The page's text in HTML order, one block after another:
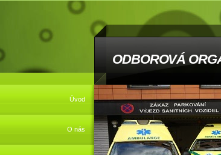
ODBOROVÁ
Úvod
O nás